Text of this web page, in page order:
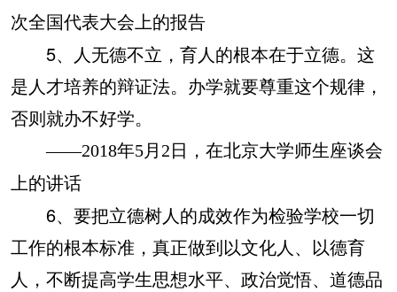
次全国代表大会上的报告
5、人无德不立，育人的根本在于立德。这
是人才培养的辩证法。办学就要尊重这个规律，
否则就办不好学。
——2018年5月2日，在北京大学师生座谈会
上的讲话
6、要把立德树人的成效作为检验学校一切
工作的根本标准，真正做到以文化人、以德育
人，不断提高学生思想水平、政治觉悟、道德品